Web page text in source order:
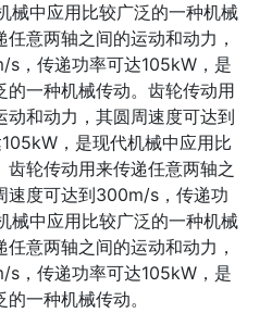
械中应用比较广泛的一种机械
意两轴之间的运动和动力，
，传递功率可达105kW，是
的一种机械传动。齿轮传动用
动和动力，其圆周速度可达到
，是现代机械中应用比
轮传动用来传递任意两轴之
速度可达到300m/s，传递功
械中应用比较广泛的一种机械
意两轴之间的运动和动力，
，传递功率可达105kW，是
一种机械传动。